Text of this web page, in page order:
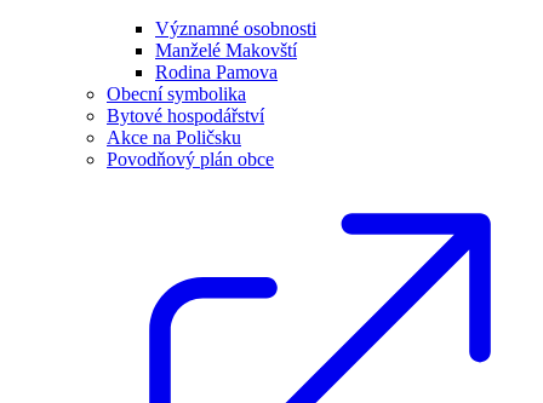
Významné osobnosti
Manželé Makovští
Rodina Pamova
Obecní symbolika
Bytové hospodářství
Akce na Poličsku
Povodňový plán obce